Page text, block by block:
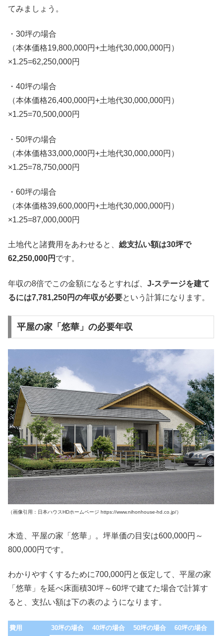
てみましょう。
・30坪の場合
（本体価格19,800,000円+土地代30,000,000円）
×1.25=62,250,000円
・40坪の場合
（本体価格26,400,000円+土地代30,000,000円）
×1.25=70,500,000円
・50坪の場合
（本体価格33,000,000円+土地代30,000,000円）
×1.25=78,750,000円
・60坪の場合
（本体価格39,600,000円+土地代30,000,000円）
×1.25=87,000,000円
土地代と諸費用をあわせると、 総支払い額は30坪で
62,250,000円 です。
年収の8倍でこの金額になるとすれば、 J-ステージを建て
るには7,781,250円の年収が必要という計算になります。
平屋の家「悠華」の必要年収
（画像引用：日本ハウスHDホームページ https://www.nihonhouse-hd.co.jp/）
木造、平屋の家「悠華」。坪単価の目安は600,000円～
800,000円です。
わかりやすくするために700,000円と仮定して、平屋の家
「悠華」を延べ床面積30坪～60坪で建てた場合で計算す
ると、支払い額は下の表のようになります。
費用 30坪の場合 40坪の場合 50坪の場合 60坪の場合